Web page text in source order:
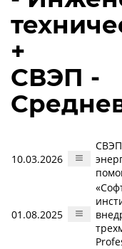
+
СВЭП -
10.03.2026
СВЭП
01.08.2025